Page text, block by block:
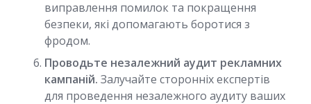
виправлення помилок та покращення
безпеки, які допомагають боротися з
фродом.
Проводьте незалежний аудит рекламних
кампаній. Залучайте сторонніх експертів
для проведення незалежного аудиту ваших